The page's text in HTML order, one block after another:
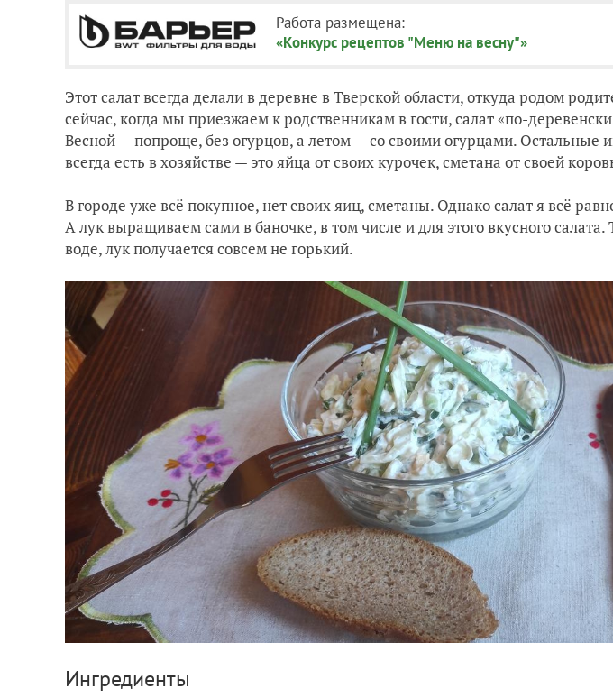
Работа размещена:
«Конкурс рецептов "Меню на весну"»
Этот салат всегда делали в деревне в Тверской области, откуда родом
сейчас, когда мы приезжаем к родственникам в гости, салат «по-
Весной — попроще, без огурцов, а летом — со своими огурцами. Остальные
всегда есть в хозяйстве — это яйца от своих курочек, сметана от своей
В городе уже всё покупное, нет своих яиц, сметаны. Однако салат я всё
А лук выращиваем сами в баночке, в том числе и для этого вкусного салата.
воде, лук получается совсем не горький.
Ингредиенты